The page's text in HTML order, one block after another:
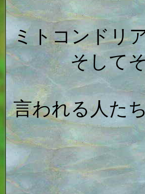
ミトコンドリ
そして
言われる人た